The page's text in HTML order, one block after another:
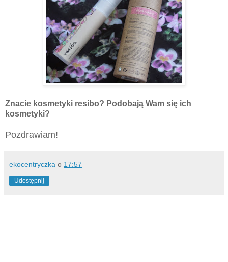
Znacie kosmetyki resibo? Podobają Wam się ich
kosmetyki?
Pozdrawiam!
ekocentryczka o 17:57
Udostępnij